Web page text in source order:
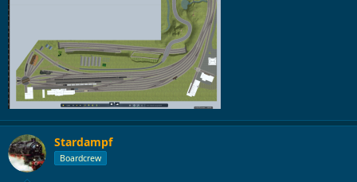
Stardampf
Boardcrew